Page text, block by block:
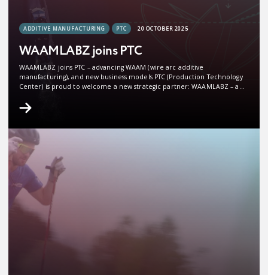
ADDITIVE MANUFACTURING PTC 20 OCTOBER 2025
WAAMLABZ joins PTC
WAAMLABZ joins PTC – advancing WAAM (wire arc additive
manufacturing), and new business models PTC (Production Technology
Center) is proud to welcome a new strategic partner: WAAMLABZ – a
process expertise for component manufacturing. With a strong focus
on innovation and close collaboration with key…